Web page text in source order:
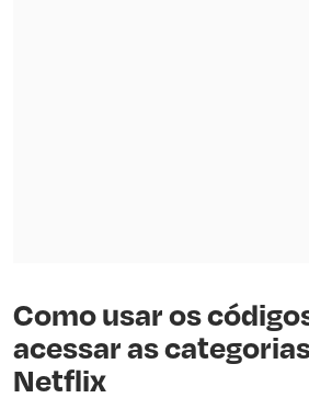
Como usar os
acessar as
Netflix